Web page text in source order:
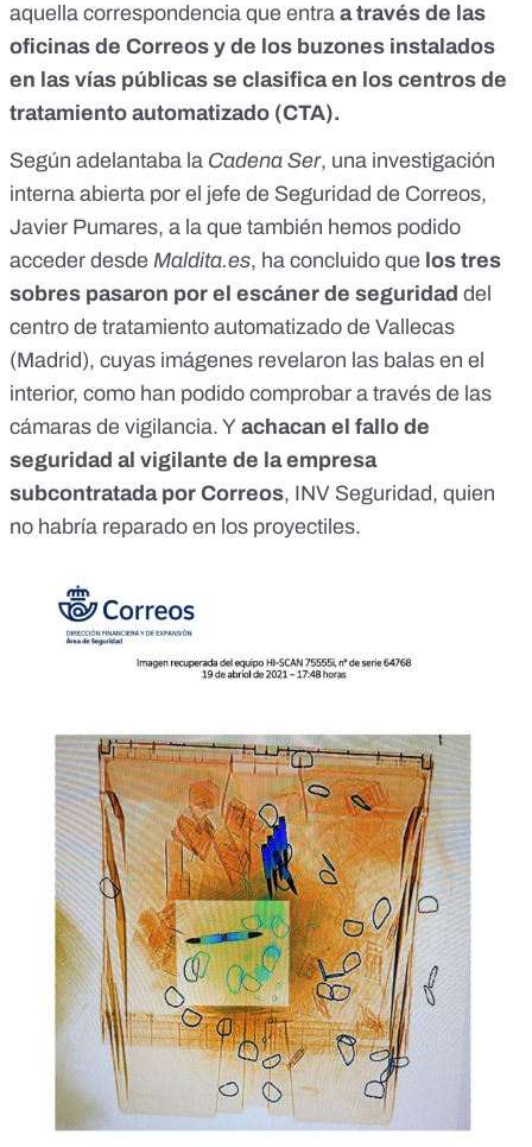
aquella correspondencia que entra a través de las
oficinas de Correos y de los buzones instalados
en las vías públicas se clasifica en los centros de
tratamiento automatizado (CTA).
Según adelantaba la Cadena Ser, una investigación
interna abierta por el jefe de Seguridad de Correos,
Javier Pumares, a la que también hemos podido
acceder desde Maldita.es, ha concluido que los tres
sobres pasaron por el escáner de seguridad del
centro de tratamiento automatizado de Vallecas
(Madrid), cuyas imágenes revelaron las balas en el
interior, como han podido comprobar a través de las
cámaras de vigilancia. Y achacan el fallo de
seguridad al vigilante de la empresa
subcontratada por Correos, INV Seguridad, quien
no habría reparado en los proyectiles.